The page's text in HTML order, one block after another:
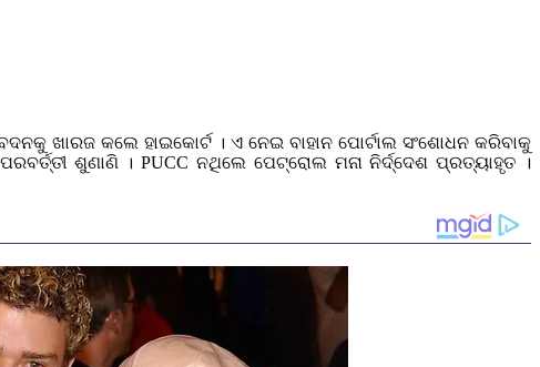
ଖାରଜ କଲେ ହାଇକୋର୍ଟ । ଏ ନେଇ ବାହାନ ପୋର୍ଟାଲ ସଂଶୋଧନ କରିବାକୁ
ଶୁଣାଣି । PUCC ନଥିଲେ ପେଟ୍ରୋଲ ମନା ନିର୍ଦ୍ଦେଶ ପ୍ରତ୍ୟାହୃତ ।